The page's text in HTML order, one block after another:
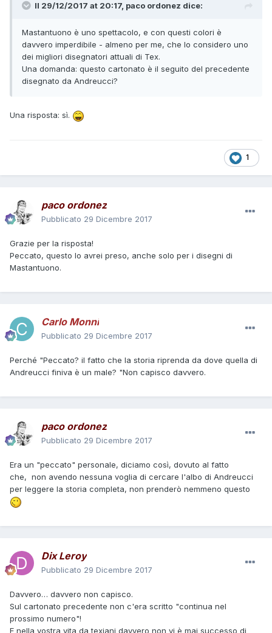
Il 29/12/2017 at 20:17, paco ordonez dice:
Mastantuono è uno spettacolo, e con questi colori è
davvero imperdibile - almeno per me, che lo considero uno
dei migliori disegnatori attuali di Tex.
Una domanda: questo cartonato è il seguito del precedente
disegnato da Andreucci?
Una risposta: sì.
1
paco ordonez
Pubblicato 29 Dicembre 2017
Grazie per la risposta!
Peccato, questo lo avrei preso, anche solo per i disegni di
Mastantuono.
Carlo Monni
Pubblicato 29 Dicembre 2017
Perché "Peccato? il fatto che la storia riprenda da dove quella di
Andreucci finiva è un male? "Non capisco davvero.
paco ordonez
Pubblicato 29 Dicembre 2017
Era un "peccato" personale, diciamo così, dovuto al fatto
che, non avendo nessuna voglia di cercare l'albo di Andreucci
per leggere la storia completa, non prenderò nemmeno questo
Dix Leroy
Pubblicato 29 Dicembre 2017
Davvero… davvero non capisco.
Sul cartonato precedente non c'era scritto "continua nel
prossimo numero"!
E nella vostra vita da texiani davvero non vi è mai successo di